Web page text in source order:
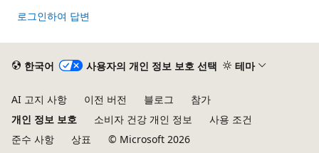
명
시
로그인하여 답변
한국어 사용자의 개인 정보 보호 선택 테마
AI 고지 사항 이전 버전 블로그
참가
개인 정보 보호
소비자 건강 개인 정보
사용 조건
준수 사항
상표 © Microsoft 2026